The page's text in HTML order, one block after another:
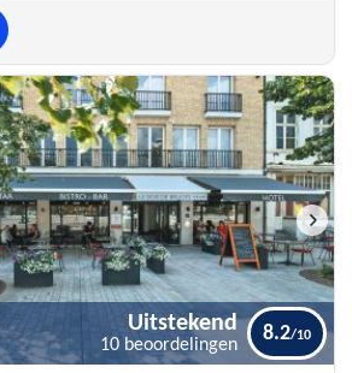
Uitstekend
10 beoordelingen
8.2